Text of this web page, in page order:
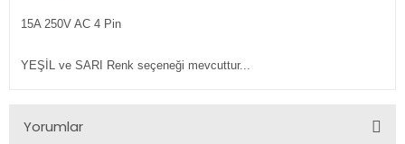
15A 250V AC 4 Pin
YEŞİL ve SARI Renk seçeneği mevcuttur...
Yorumlar